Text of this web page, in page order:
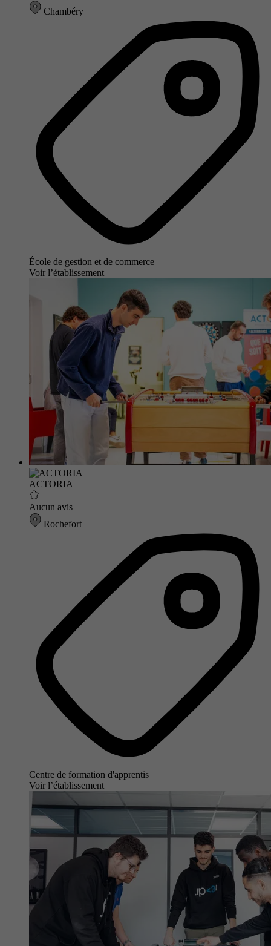
Chambéry
École de gestion et de commerce
Voir l’établissement
ACTORIA
Aucun avis
Rochefort
Centre de formation d'apprentis
Voir l’établissement